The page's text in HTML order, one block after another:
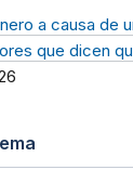
a causa de
que dicen